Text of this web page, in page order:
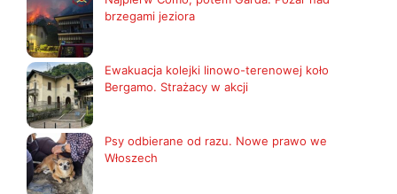
brzegami jeziora
Ewakuacja kolejki linowo-terenowej koło
Bergamo. Strażacy w akcji
Psy odbierane od razu. Nowe prawo we
Włoszech